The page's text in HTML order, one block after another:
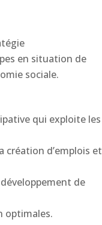
en situation de
sociale.
qui exploite les
création d’emplois et
de
optimales.